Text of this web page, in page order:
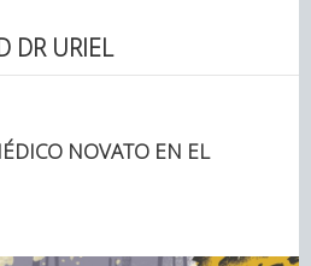
DR URIEL
NOVATO EN EL